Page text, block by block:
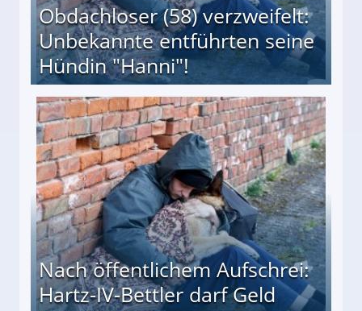
Obdachloser (58) verzweifelt:
Unbekannte entführten seine
Hündin "Hanni"!
entführten seine Hündin "Hanni"!
Nach öffentlichem Aufschrei:
Hartz-IV-Bettler darf Geld